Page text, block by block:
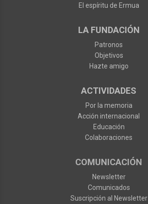
El espíritu de Ermua
LA FUNDACIÓN
Patronos
Objetivos
Hazte amigo
ACTIVIDADES
Por la memoria
Acción internacional
Educación
Colaboraciones
COMUNICACIÓN
Newsletter
Comunicados
Suscripción al Newsletter